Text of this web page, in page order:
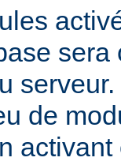
sera
de